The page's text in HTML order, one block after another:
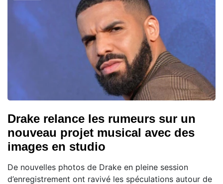
Drake relance les rumeurs sur un
nouveau projet musical avec des
images en studio
De nouvelles photos de Drake en pleine session
d’enregistrement ont ravivé les spéculations autour de